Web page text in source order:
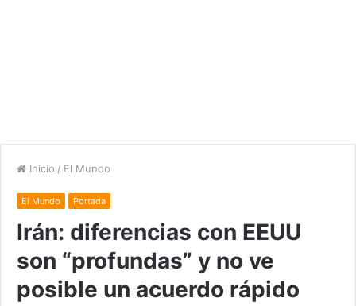
Inicio / El Mundo
El Mundo Portada
Irán: diferencias con EEUU
son “profundas” y no ve
posible un acuerdo rápido